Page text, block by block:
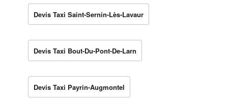
Devis Taxi Saint-Sernin-Lès-Lavaur
Devis Taxi Bout-Du-Pont-De-Larn
Devis Taxi Payrin-Augmontel